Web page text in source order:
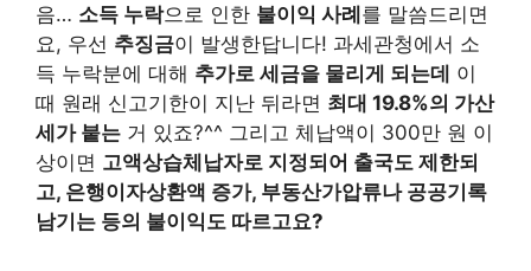
음… 소득 누락으로 인한 불이익 사례를 말씀드리면
요, 우선 추징금이 발생한답니다! 과세관청에서 소
득 누락분에 대해 추가로 세금을 물리게 되는데 이
때 원래 신고기한이 지난 뒤라면 최대 19.8%의 가산
세가 붙는 거 있죠?^^ 그리고 체납액이 300만 원 이
상이면 고액상습체납자로 지정되어 출국도 제한되
고, 은행이자상환액 증가, 부동산가압류나 공공기록
남기는 등의 불이익도 따르고요?